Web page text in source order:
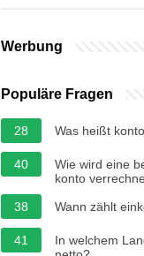
Werbung
Populäre Fragen
28 Was heißt
40
Wie wird eine
konto
38
Wann zählt
41
In welchem